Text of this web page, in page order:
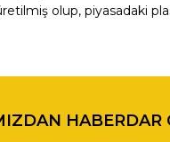
olup, piyasadaki
teşekkür ederiz.
veya görüntülenemiyor.
HABERDAR